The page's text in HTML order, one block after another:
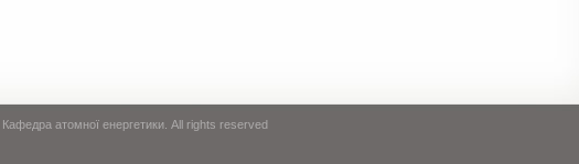
Кафедра атомної енергетики. All rights reserved